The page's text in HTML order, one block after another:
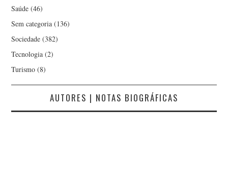
Saúde (46)
Sem categoria (136)
Sociedade (382)
Tecnologia (2)
Turismo (8)
AUTORES | NOTAS BIOGRÁFICAS